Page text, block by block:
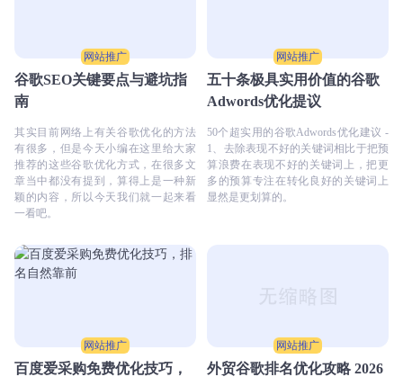
网站推广
谷歌SEO关键要点与避坑指
南
其实目前网络上有关谷歌优化的方法
有很多，但是今天小编在这里给大家
推荐的这些谷歌优化方式，在很多文
章当中都没有提到，算得上是一种新
颖的内容，所以今天我们就一起来看
一看吧。
网站推广
五十条极具实用价值的谷歌
Adwords优化提议
50个超实用的谷歌Adwords优化建议 -
1、去除表现不好的关键词相比于把预
算浪费在表现不好的关键词上，把更
多的预算专注在转化良好的关键词上
显然是更划算的。
网站推广
百度爱采购免费优化技巧，
网站推广
外贸谷歌排名优化攻略 2026